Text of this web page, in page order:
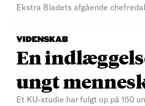
Ekstra Bladets afgående
VIDENSKAB
En
ungt
Et KU-studie har fulgt op på 150